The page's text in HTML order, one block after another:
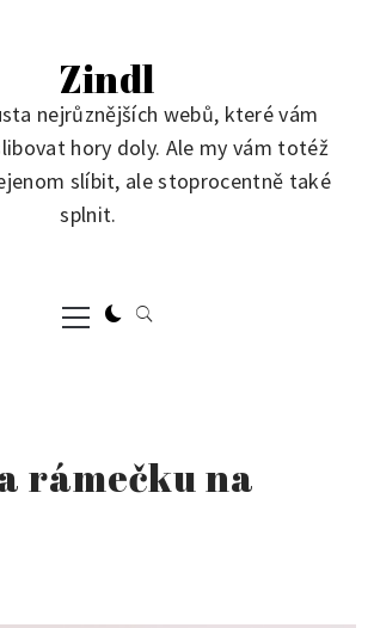
Zindl
nejrůznějších webů, které vám
hory doly. Ale my vám totéž
slíbit, ale stoprocentně také
splnit.
Primary
Menu
rámečku na